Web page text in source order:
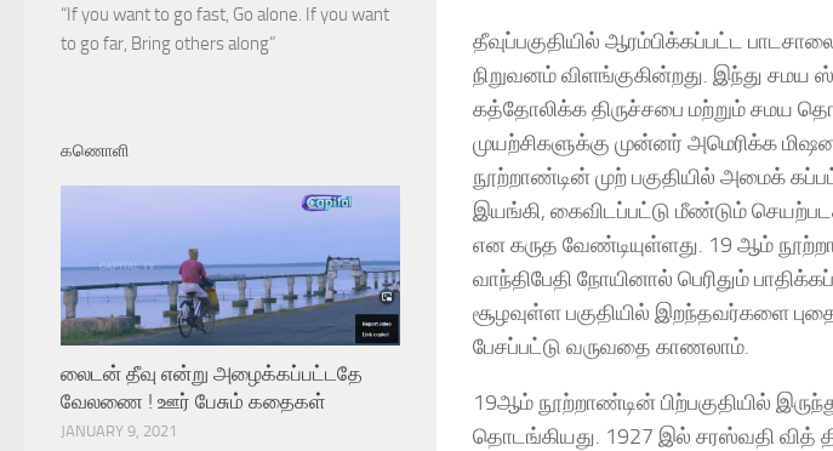
தீவுப்பகுதியில் ஆரம்பிக்கப்பட்ட
நிறுவனம் விளங்குகின்றது. இந்து
கத்தோலிக்க திருச்சபை மற்றும் சமய
முயற்சிகளுக்கு முன்னர் அமெரிக்க
நூற்றாண்டின் முற் பகுதியில் அமைக்
இயங்கி, கைவிடப்பட்டு மீண்டும்
என கருத வேண்டியுள்ளது. 19 ஆம்
வாந்திபேதி நோயினால் பெரிதும்
சூழவுள்ள பகுதியில் இறந்தவர்களை
பேசப்பட்டு வருவதை காணலாம்.
19ஆம் நூற்றாண்டின் பிற்பகுதியில்
தொடங்கியது. 1927 இல் சரஸ்வதி வித்
“If you want to go fast, Go alone. If you want
to go far, Bring others along”
கணொளி
லைடன் தீவு என்று அழைக்கப்பட்டதே
வேலணை ! ஊர் பேசும் கதைகள்
JANUARY 9, 2021